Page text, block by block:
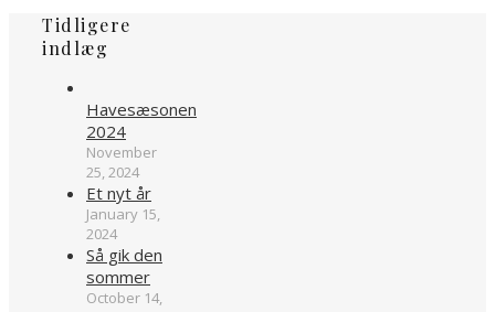
Tidligere
indlæg
Havesæsonen
2024
November
25, 2024
Et nyt år
January 15,
2024
Så gik den
sommer
October 14,